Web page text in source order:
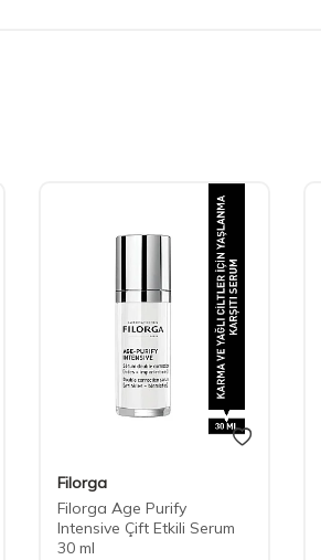
Filorga
Filorga Age Purify
Intensive Çift Etkili Serum
30 ml